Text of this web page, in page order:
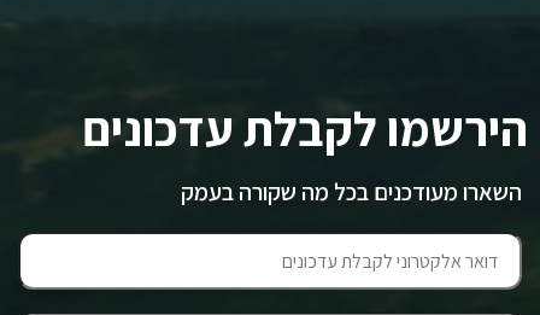
הירשמו לקבלת עדכונים
השארו מעודכנים בכל מה שקורה בעמק